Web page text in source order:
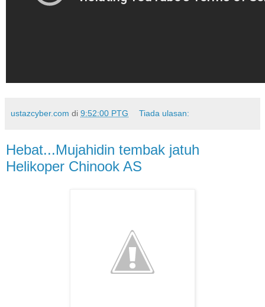
ustazcyber.com di 9:52:00 PTG Tiada ulasan:
Hebat...Mujahidin tembak jatuh
Helikoper Chinook AS